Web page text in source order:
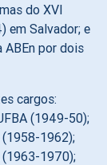
do XVI
em Salvador; e
ABEn por dois
cargos:
(1949-50);
1962);
(1963-1970);